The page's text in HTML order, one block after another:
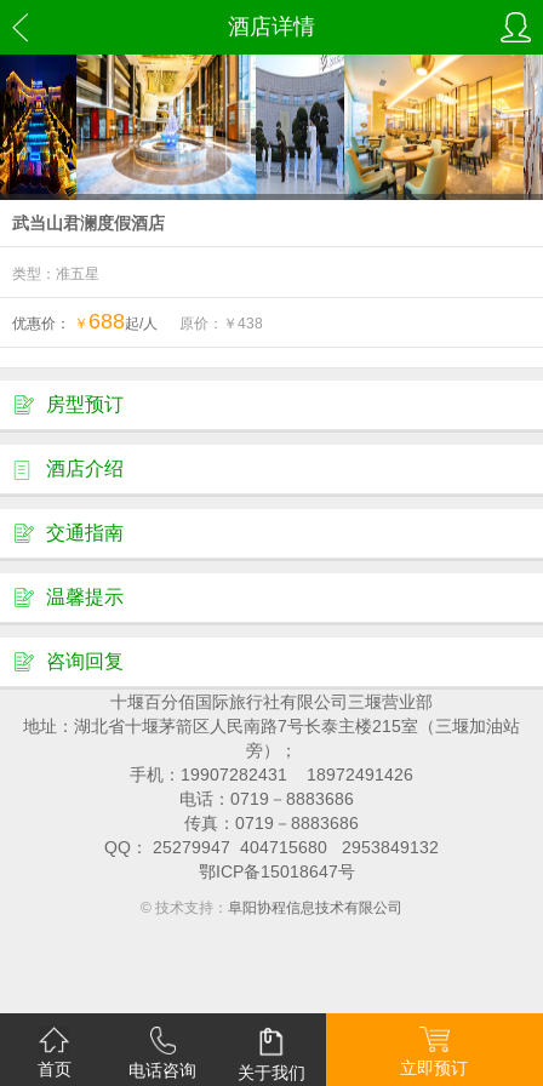
酒店详情
武当山君澜度假酒店
类型：准五星
优惠价： ￥ 688起/人 原价：￥ 438
房型预订
酒店介绍
交通指南
温馨提示
咨询回复
十堰百分佰国际旅行社有限公司三堰营业部
地址：湖北省十堰茅箭区人民南路7号长泰主楼215室（三堰加油站
旁）；
手机：19907282431 18972491426
电话：0719－8883686
传真：0719－8883686
QQ： 25279947 404715680 2953849132
鄂ICP备15018647号
© 技术支持： 阜阳协程信息技术有限公司
首页 电话咨询 关于我们 立即预订